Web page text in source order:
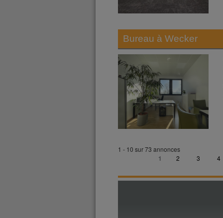
Bureau à Wecker
1 - 10 sur 73 annonces
1 2 3 4